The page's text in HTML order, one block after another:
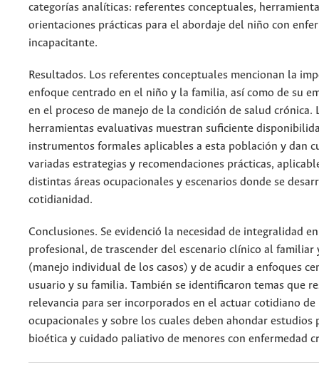
categorías analíticas: referentes conceptuales,
orientaciones prácticas para el abordaje del niño con
incapacitante.
Resultados. Los referentes conceptuales mencionan la
enfoque centrado en el niño y la familia, así como de su
en el proceso de manejo de la condición de salud crónica.
herramientas evaluativas muestran suficiente
instrumentos formales aplicables a esta población y dan
variadas estrategias y recomendaciones prácticas,
distintas áreas ocupacionales y escenarios donde se
cotidianidad.
Conclusiones. Se evidenció la necesidad de integralidad
profesional, de trascender del escenario clínico al familiar
(manejo individual de los casos) y de acudir a enfoques
usuario y su familia. También se identificaron temas que
relevancia para ser incorporados en el actuar cotidiano
ocupacionales y sobre los cuales deben ahondar estudios
bioética y cuidado paliativo de menores con enfermedad